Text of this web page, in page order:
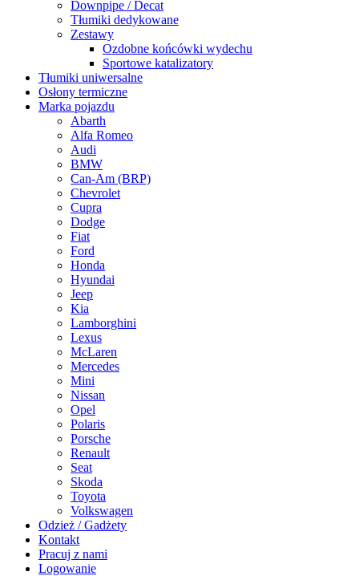
Downpipe / Decat
Tłumiki dedykowane
Zestawy
Ozdobne końcówki wydechu
Sportowe katalizatory
Tłumiki uniwersalne
Osłony termiczne
Marka pojazdu
Abarth
Alfa Romeo
Audi
BMW
Can-Am (BRP)
Chevrolet
Cupra
Dodge
Fiat
Ford
Honda
Hyundai
Jeep
Kia
Lamborghini
Lexus
McLaren
Mercedes
Mini
Nissan
Opel
Polaris
Porsche
Renault
Seat
Skoda
Toyota
Volkswagen
Odzież / Gadżety
Kontakt
Pracuj z nami
Logowanie